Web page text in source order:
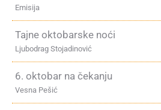
Emisija
Tajne oktobarske noći
Ljubodrag Stojadinović
6. oktobar na čekanju
Vesna Pešić